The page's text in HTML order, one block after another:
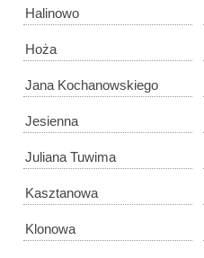
Halinowo
Hoża
Jana Kochanowskiego
Jesienna
Juliana Tuwima
Kasztanowa
Klonowa